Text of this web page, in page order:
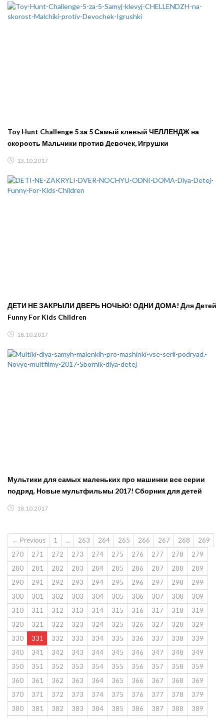
Toy Hunt Challenge 5 за 5 Самый клевый ЧЕЛЛЕНДЖ на
скорость Мальчики против Девочек, Игрушки
13.10.2017
ДЕТИ НЕ ЗАКРЫЛИ ДВЕРЬ НОЧЬЮ! ОДНИ ДОМА! Для Детей
Funny For Kids Children
18.10.2017
Мультики для самых маленьких про машинки все серии
подряд. Новые мультфильмы 2017! Сборник для детей
18.10.2017
← Previous 1 … 263 264 265 266 267 268
269
270
271 272 273 274 275 276 277 278
279
280
281 282 283 284 285 286 287 288
289
290
291 292 293 294 295 296 297 298
299
300
301 302 303 304 305 306 307 308
309
310
311 312 313 314 315 316 317 318
319
320
321 322 323 324 325 326 327 328
329
330
331 332 333 334 335 336 337 338
339
340
341 342 343 344 345 346 347 348
349
350
351 352 353 354 355 356 357 358
359
360
361 362 363 364 365 366 367 368
369
370
371 372 373 374 375 376 377 378
379
380
381 382 383 384 385 386 387 388
389